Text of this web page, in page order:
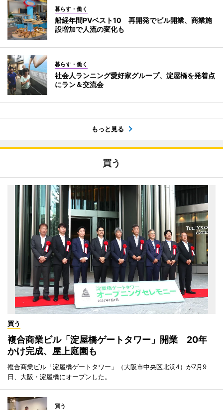
暮らす・働く
船経年間PVベスト10 再開発でビル開業、商業施
設増加で人流の変化も
暮らす・働く
社会人ランニング愛好家グループ、淀屋橋を発着点
にラン＆交流会
もっと見る
買う
買う
複合商業ビル「淀屋橋ゲートタワー」開業 20年
かけ完成、屋上庭園も
複合商業ビル「淀屋橋ゲートタワー」（大阪市中央区北浜4）が7月9
日、大阪・淀屋橋にオープンした。
買う